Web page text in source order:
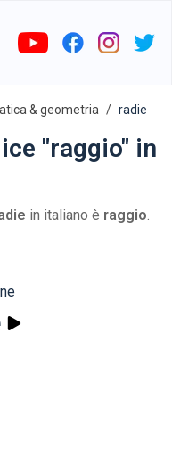
& geometria radie
"raggio" in
in italiano è raggio.